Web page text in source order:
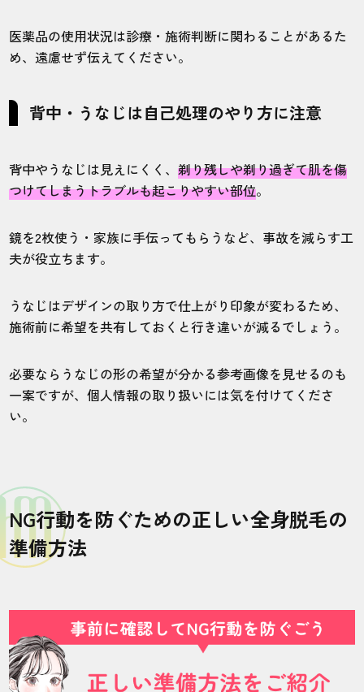
医薬品の使用状況は診療・施術判断に関わることがあるた
め、遠慮せず伝えてください。
背中・うなじは自己処理のやり方に注意
背中やうなじは見えにくく、剃り残しや剃り過ぎて肌を傷
つけてしまうトラブルも起こりやすい部位。
鏡を2枚使う・家族に手伝ってもらうなど、事故を減らす工
夫が役立ちます。
うなじはデザインの取り方で仕上がり印象が変わるため、
施術前に希望を共有しておくと行き違いが減るでしょう。
必要ならうなじの形の希望が分かる参考画像を見せるのも
一案ですが、個人情報の取り扱いには気を付けてくださ
い。
NG行動を防ぐための正しい全身脱毛の
準備方法